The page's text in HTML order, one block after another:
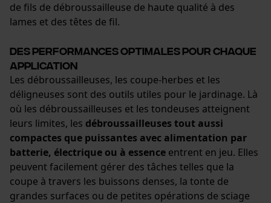
de fils de débroussailleuse de haute qualité à des
lames et des têtes de fil.
Des performances optimales pour chaque
application
Les débroussailleuses, les coupe-herbes et les
déligneuses sont des outils utiles pour le jardinage. Là
où les débroussailleuses et les tondeuses atteignent
leurs limites, les débroussailleuses tout aussi
compactes que puissantes avec alimentation par
batterie, électrique ou à essence entrent en jeu. Elles
peuvent facilement gérer des tâches telles que la
coupe à travers les buissons denses, la tonte de
grandes surfaces ou de petites opérations de sciage